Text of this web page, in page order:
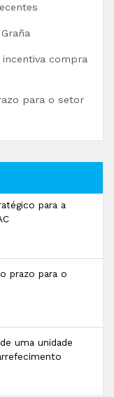
incentiva compra
para o setor
para a
prazo para o
uma unidade